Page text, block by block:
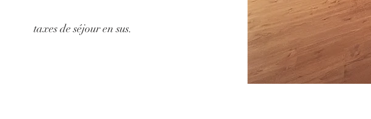
taxes de séjour en sus.